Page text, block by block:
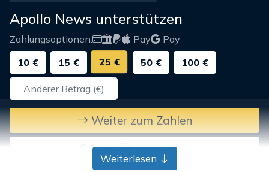
Apollo News unterstützen
Zahlungsoptionen: Pay
Pay
10 €
15 € 25 € 50 € 100 €
Weiter zum Zahlen
Bank-Überweisung
Weiterlesen